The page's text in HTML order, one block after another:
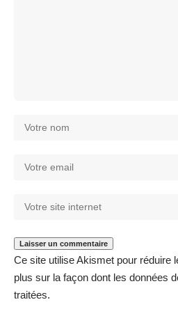
Ce site utilise Akismet pour réduire
plus sur la façon dont les données
traitées.